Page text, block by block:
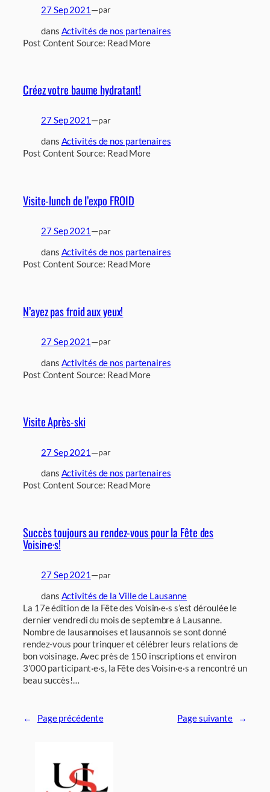
27 Sep 2021 —par
dans Activités de nos partenaires
Post Content Source: Read More
Créez votre baume hydratant!
27 Sep 2021 —par
dans Activités de nos partenaires
Post Content Source: Read More
Visite-lunch de l’expo FROID
27 Sep 2021 —par
dans Activités de nos partenaires
Post Content Source: Read More
N’ayez pas froid aux yeux!
27 Sep 2021 —par
dans Activités de nos partenaires
Post Content Source: Read More
Visite Après-ski
27 Sep 2021 —par
dans Activités de nos partenaires
Post Content Source: Read More
Succès toujours au rendez-vous pour la Fête des
Voisin·e·s!
27 Sep 2021 —par
dans Activités de la Ville de Lausanne
La 17e édition de la Fête des Voisin·e·s s’est déroulée le
dernier vendredi du mois de septembre à Lausanne.
Nombre de lausannoises et lausannois se sont donné
rendez-vous pour trinquer et célébrer leurs relations de
bon voisinage. Avec près de 150 inscriptions et environ
3’000 participant·e·s, la Fête des Voisin·e·s a rencontré un
beau succès!…
← Page précédente Page suivante →